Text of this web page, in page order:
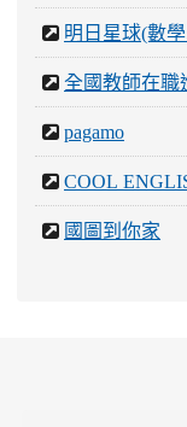
明日星球(數
全國教師在職
pagamo
COOL
國圖到你家